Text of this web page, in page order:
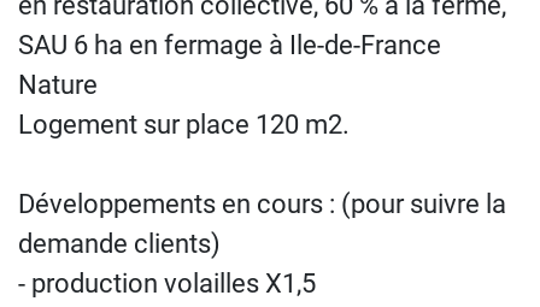
SAU 6 ha en fermage à Ile-de-France
Nature
Logement sur place 120 m2.
Développements en cours : (pour suivre la
demande clients)
- production volailles X1,5